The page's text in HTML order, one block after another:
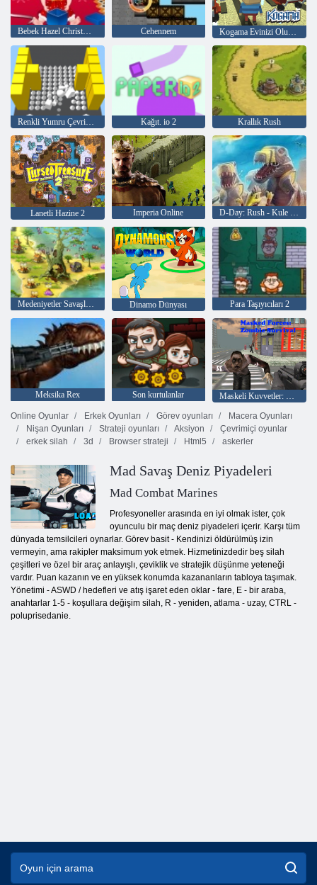
Cehennem Kogama Evinizi Oluşturun
Renkli Yumru Çevrimiçi Kağıt. io 2 Krallık Rush
Lanetli Hazine 2 Imperia Online
Dinamo Dünyası Para Taşıyıcıları 2
Meksika Rex Son kurtulanlar
Online Oyunlar
Erkek Oyunları Görev oyunları
Macera Oyunları
Nişan Oyunları
Strateji oyunları Aksiyon
Çevrimiçi oyunlar
erkek silah
3d Browser strateji Html5 askerler
Mad Savaş Deniz Piyadeleri
Mad Combat Marines
Profesyoneller arasında en iyi olmak ister, çok
oyunculu bir maç deniz piyadeleri içerir. Karşı tüm
dünyada temsilcileri oynarlar. Görev basit - Kendinizi öldürülmüş izin
vermeyin, ama rakipler maksimum yok etmek. Hizmetinizdedir beş silah
çeşitleri ve özel bir araç anlayışlı, çeviklik ve stratejik düşünme yeteneği
vardır. Puan kazanın ve en yüksek konumda kazananların tabloya taşımak.
Yönetimi - ASWD / hedefleri ve atış işaret eden oklar - fare, E - bir araba,
anahtarlar 1-5 - koşullara değişim silah, R - yeniden, atlama - uzay, CTRL -
poluprisedanie.